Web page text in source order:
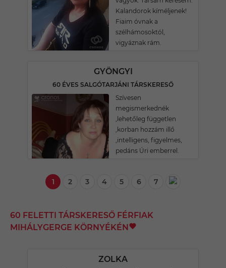
Kalandorok kíméljenek!
Fiaim óvnak a
szélhámosoktól,
vigyáznak rám.
GYÖNGYI
60 ÉVES SALGÓTARJÁNI TÁRSKERESŐ
Szívesen
megismerkednék
,lehetőleg független
,korban hozzám illő
,intelligens, figyelmes,
pedáns Úri emberrel.
1 2 3 4 5 6 7
60 FELETTI TÁRSKERESŐ FÉRFIAK
MIHÁLYGERGE KÖRNYÉKÉN
ZOLKA